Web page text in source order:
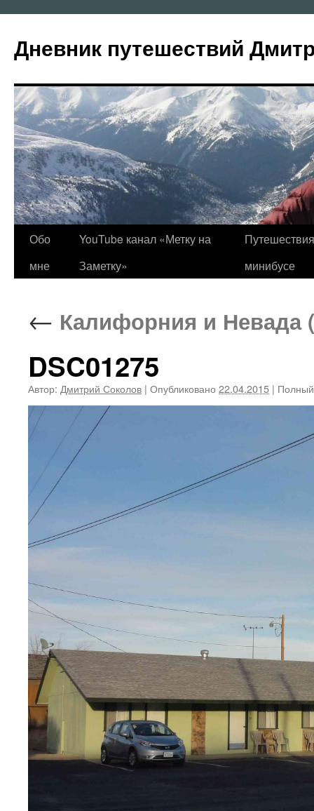
содержимому
Дневник путешествий
Обо
мне
YouTube канал «Метку на
Заметку»
минибусе
← Калифорния и Невада
DSC01275
Автор: Дмитрий Соколов | Опубликовано 22.04.2015 |